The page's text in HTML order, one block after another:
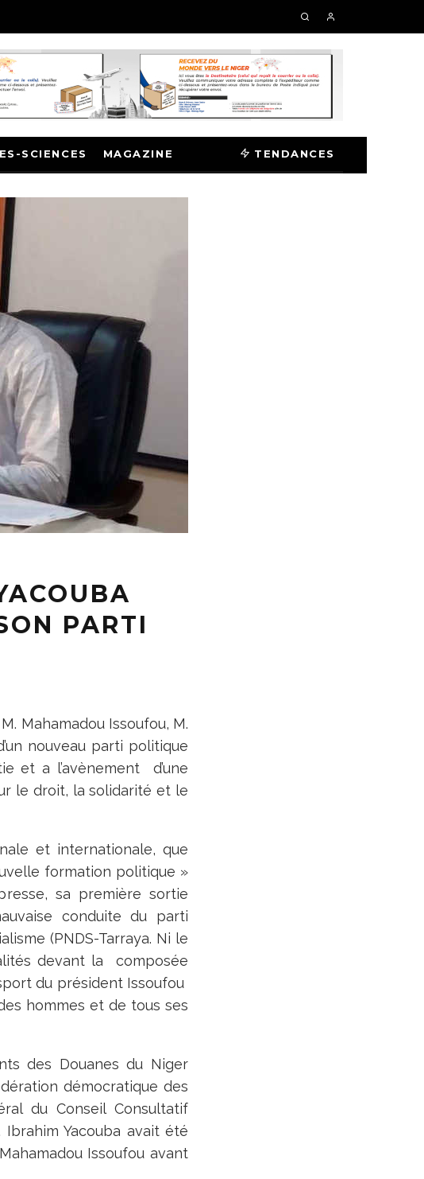
SCIENCES MAGAZINE TENDANCES
PARTI
Mahamadou Issoufou, M.
nouveau parti politique
et a l’avènement d’une
le droit, la solidarité et le
et internationale, que
formation politique »
sa première sortie
conduite du parti
(PNDS-Tarraya. Ni le
devant la composée
du président Issoufou
hommes et de tous ses
des Douanes du Niger
démocratique des
du Conseil Consultatif
Yacouba avait été
Issoufou avant